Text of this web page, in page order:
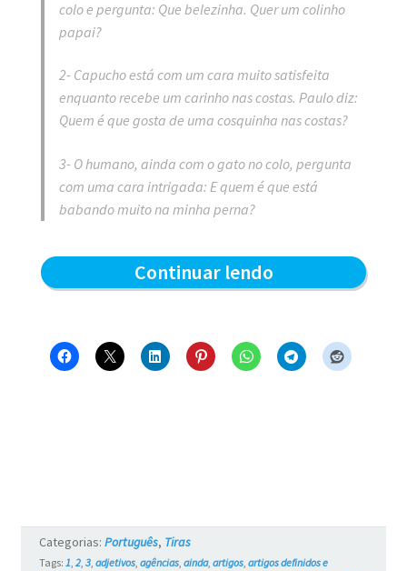
colo e pergunta: Que belezinha. Quer um colinho
papai?
2- Capucho está com um cara muito satisfeita
enquanto recebe um carinho nas costas. Paulo diz:
Quem é que gosta de uma cosquinha nas costas?
3- O humano, ainda com o gato no colo, pergunta
com uma cara intrigada: E quem é que está
babando muito na minha perna?
Continuar lendoCarinho
–
#730
Categorias: Português, Tiras
Tags: 1, 2, 3, adjetivos, agências, ainda, artigos, artigos definidos e